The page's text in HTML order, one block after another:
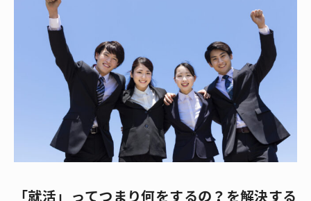
「就活」ってつまり何をするの？を解決する